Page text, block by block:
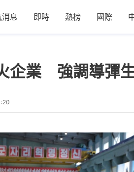
消息 即時 熱榜 國際
企業 強調導彈